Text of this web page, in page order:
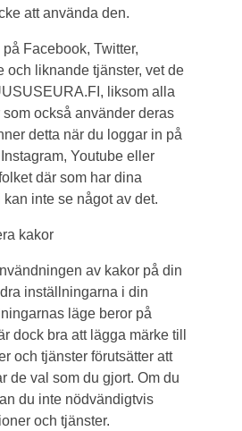
att använda den.
Facebook, Twitter,
och liknande tjänster, vet de
liksom alla
också använder deras
detta när du loggar in på
Youtube eller
där som har dina
inte se något av det.
kakor
av kakor på din
inställningarna i din
läge beror på
dock bra att lägga märke till
och tjänster förutsätter att
de val som du gjort. Om du
du inte nödvändigtvis
och tjänster.